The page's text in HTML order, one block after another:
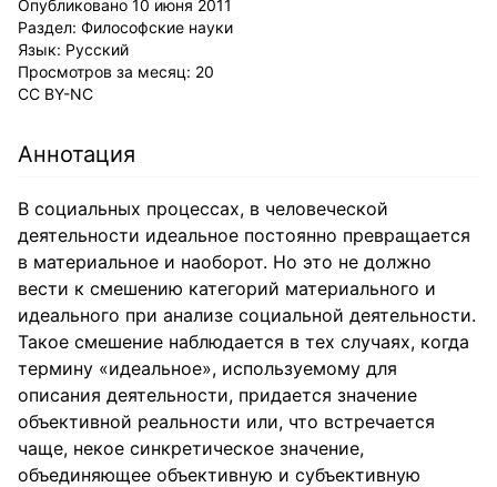
Опубликовано 10 июня 2011
Раздел: Философские науки
Язык: Русский
Просмотров за месяц: 20
CC BY-NC
Аннотация
В социальных процессах, в человеческой
деятельности идеальное постоянно превращается
в материальное и наоборот. Но это не должно
вести к смешению категорий материального и
идеального при анализе социальной деятельности.
Такое смешение наблюдается в тех случаях, когда
термину «идеальное», используемому для
описания деятельности, придается значение
объективной реальности или, что встречается
чаще, некое синкретическое значение,
объединяющее объективную и субъективную